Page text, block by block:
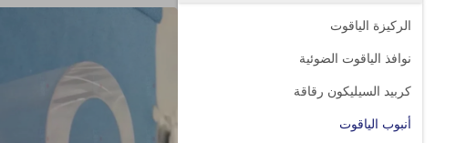
الركيزة الياقوت
نوافذ الياقوت الضوئية
كربيد السيليكون رقاقة
أنبوب الياقوت